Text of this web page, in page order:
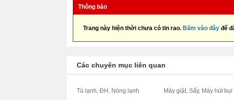
Thông báo
Trang này hiện thời chưa có tin rao. Bấm vào đây để
Các chuyên mục liên quan
Tủ lạnh, ĐH, Nóng lạnh Máy giặt, Sấy, Máy hút bụi